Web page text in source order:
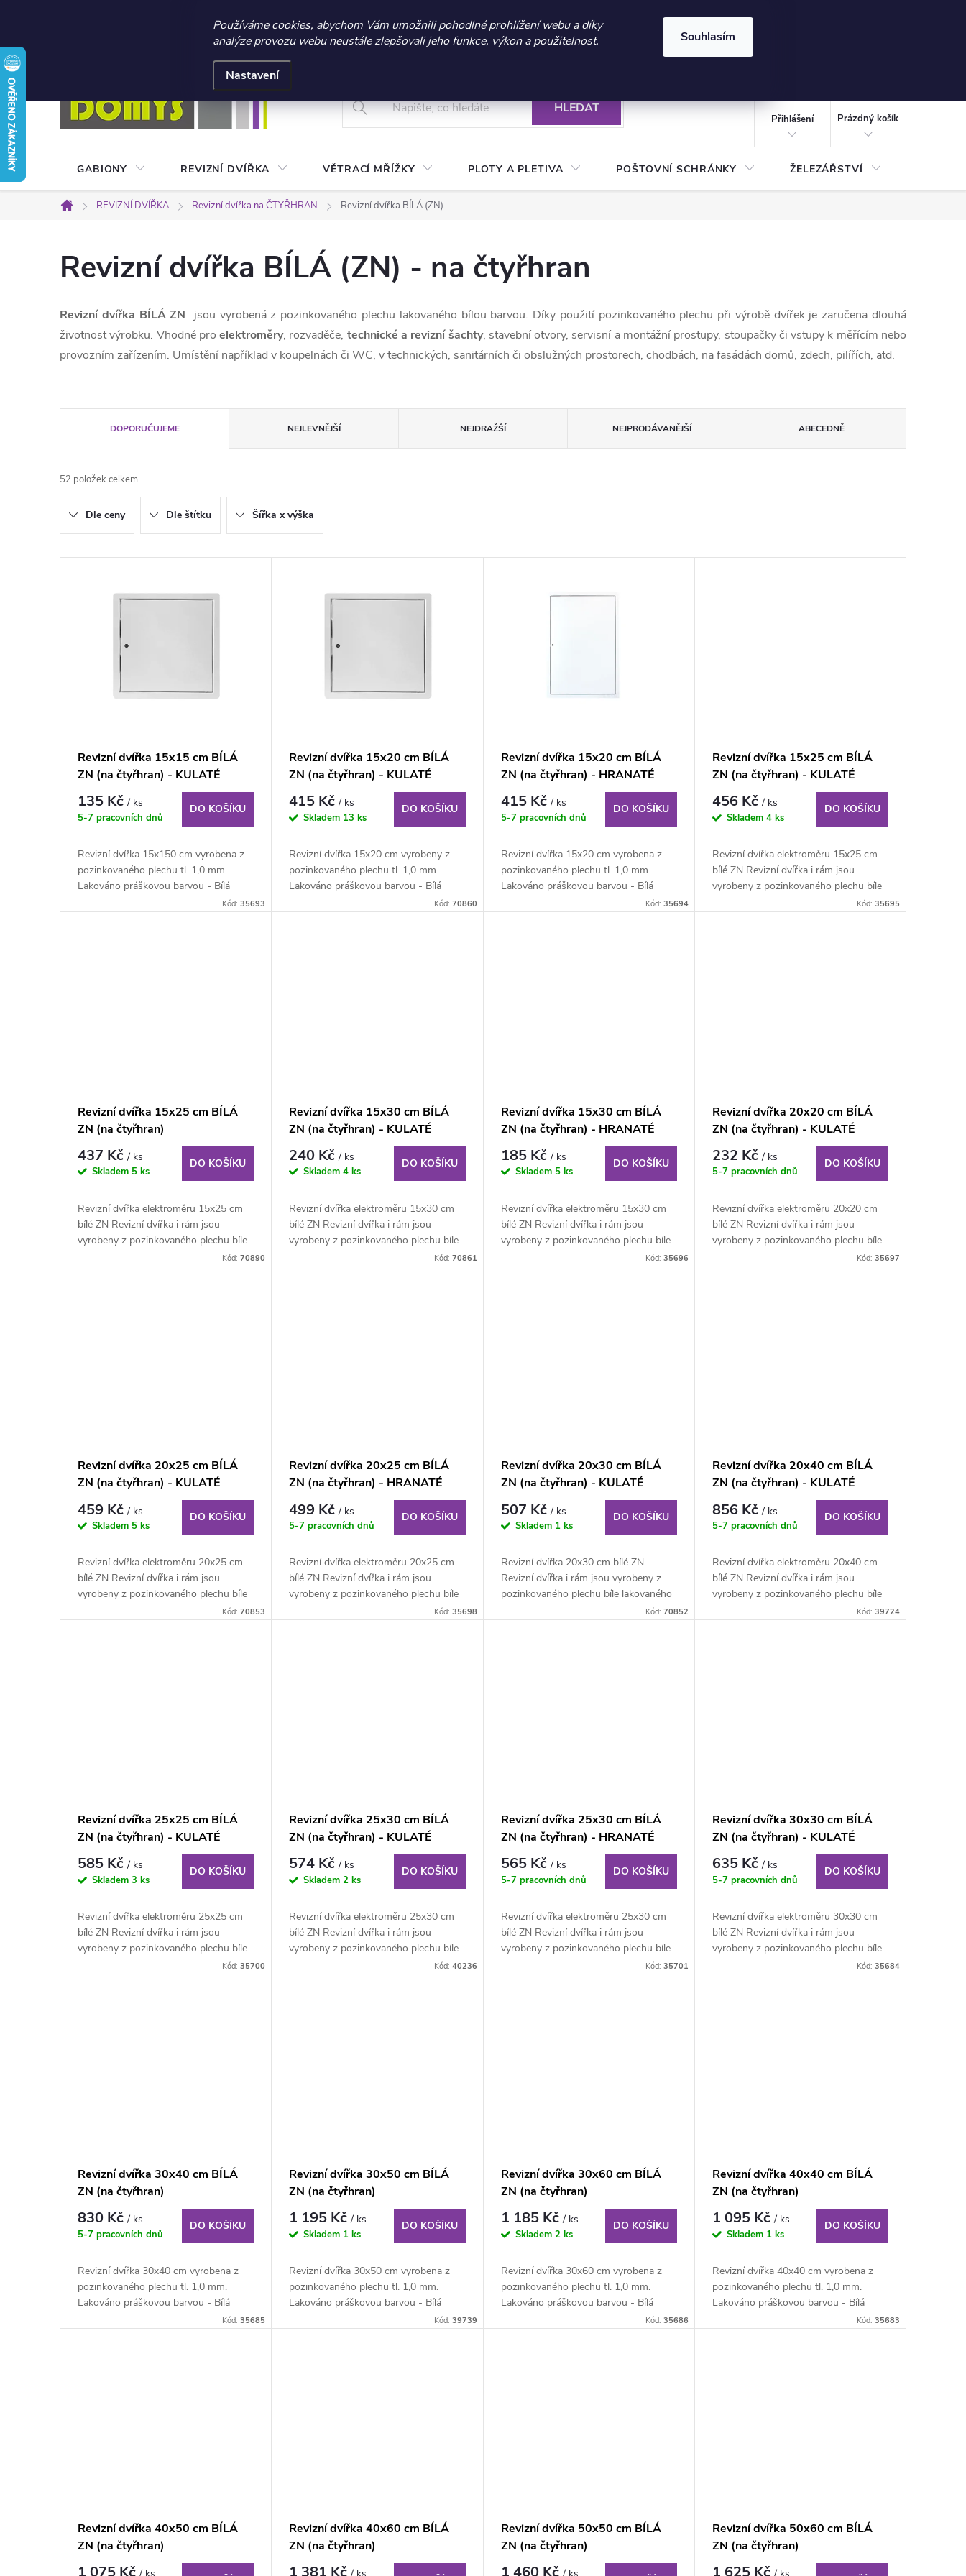
☀️ LETNÍ AKCE 2026 – sleva 300 Kč při nákupu nad 3.000 Kč | Platnost do 21.9.2026 ⏰ | Kód: LÉTO2026
Používáme cookies, abychom Vám umožnili pohodlné prohlížení webu a díky
analýze provozu webu neustále zlepšovali jeho funkce, výkon a použitelnost.
Nastavení
Souhlasím
Přejít
na
obsah
+420 604 269 200
Obchodní podmínky Vrácení a reklamace zboží Podmínky ochrany osobních údajů
HLEDAT
Přihlášení
KOŠÍK
Prázdný košík
GABIONY REVIZNÍ DVÍŘKA VĚTRACÍ MŘÍŽKY PLOTY A PLETIVA POŠTOVNÍ SCHRÁNKY ŽELEZÁŘSTVÍ
Domů
REVIZNÍ DVÍŘKA Revizní dvířka na ČTYŘHRAN Revizní dvířka BÍLÁ (ZN)
Revizní dvířka BÍLÁ (ZN) - na čtyřhran
Revizní dvířka BÍLÁ ZN jsou vyrobená z pozinkovaného plechu lakovaného bílou barvou. Díky použití pozinkovaného plechu při výrobě dvířek je zaručena dlouhá
životnost výrobku. Vhodné proelektroměry, rozvaděče, technické a revizní šachty, stavební otvory, servisní a montážní prostupy, stoupačky či vstupy k měřícím nebo
provozním zařízením. Umístění například v koupelnách či WC, v technických, sanitárních či obslužných prostorech, chodbách, na fasádách domů, zdech, pilířích, atd.
a
z
e
n
DOPORUČUJEME NEJLEVNĚJŠÍ NEJDRAŽŠÍ NEJPRODÁVANĚJŠÍ ABECEDNĚ
52 položek celkem
Dle ceny Dle štítku Šířka x výška
Revizní dvířka 15x15 cm BÍLÁ
ZN (na čtyřhran) - KULATÉ
ROHY
135 Kč/ ks
5-7 pracovních dnů
DO KOŠÍKU
Revizní dvířka 15x150 cm vyrobena z
pozinkovaného plechu tl. 1,0 mm.
Lakováno práškovou barvou - Bílá
Kód:35693
Revizní dvířka 15x20 cm BÍLÁ
ZN (na čtyřhran) - KULATÉ
ROHY
415 Kč/ ks
Skladem 13 ks
DO KOŠÍKU
Revizní dvířka 15x20 cm vyrobeny z
pozinkovaného plechu tl. 1,0 mm.
Lakováno práškovou barvou - Bílá
Kód: 70860
Revizní dvířka 15x20 cm BÍLÁ
ZN (na čtyřhran) - HRANATÉ
ROHY
415 Kč/ ks
5-7 pracovních dnů
DO KOŠÍKU
Revizní dvířka 15x20 cm vyrobena z
pozinkovaného plechu tl. 1,0 mm.
Lakováno práškovou barvou - Bílá
Kód: 35694
Revizní dvířka 15x25 cm BÍLÁ
ZN (na čtyřhran) - KULATÉ
ROHY
456 Kč/ ks
Skladem 4 ks
DO KOŠÍKU
Revizní dvířka elektroměru 15x25 cm
bílé ZN Revizní dvířka i rám jsou
vyrobeny z pozinkovaného plechu bíle
Kód: 35695
Revizní dvířka 15x25 cm BÍLÁ
ZN (na čtyřhran)
437 Kč/ ks
Skladem 5 ks
DO KOŠÍKU
Revizní dvířka elektroměru 15x25 cm
bílé ZN Revizní dvířka i rám jsou
vyrobeny z pozinkovaného plechu bíle
Kód:70890
Revizní dvířka 15x30 cm BÍLÁ
ZN (na čtyřhran) - KULATÉ
ROHY
240 Kč/ ks
Skladem4 ks
DO KOŠÍKU
Revizní dvířka elektroměru 15x30 cm
bílé ZN Revizní dvířka i rám jsou
vyrobeny z pozinkovaného plechu bíle
Kód: 70861
Revizní dvířka 15x30 cm BÍLÁ
ZN (na čtyřhran) - HRANATÉ
ROHY
185 Kč/ ks
Skladem 5 ks
DO KOŠÍKU
Revizní dvířka elektroměru 15x30 cm
bílé ZN Revizní dvířka i rám jsou
vyrobeny z pozinkovaného plechu bíle
Kód: 35696
Revizní dvířka 20x20 cm BÍLÁ
ZN (na čtyřhran) - KULATÉ
ROHY
232 Kč/ ks
5-7 pracovních dnů
DO KOŠÍKU
Revizní dvířka elektroměru 20x20 cm
bílé ZN Revizní dvířka i rám jsou
vyrobeny z pozinkovaného plechu bíle
Kód: 35697
Revizní dvířka 20x25 cm BÍLÁ
ZN (na čtyřhran) - KULATÉ
459 Kč/ ks
Skladem 5 ks
DO KOŠÍKU
Revizní dvířka elektroměru 20x25 cm
bílé ZN Revizní dvířka i rám jsou
vyrobeny z pozinkovaného plechu bíle
Kód:70853
Revizní dvířka 20x25 cm BÍLÁ
ZN (na čtyřhran) - HRANATÉ
499 Kč/ ks
5-7 pracovních dnů
DO KOŠÍKU
Revizní dvířka elektroměru 20x25 cm
bílé ZN Revizní dvířka i rám jsou
vyrobeny z pozinkovaného plechu bíle
Kód: 35698
Revizní dvířka 20x30 cm BÍLÁ
ZN (na čtyřhran) - KULATÉ
507 Kč/ ks
Skladem 1 ks
DO KOŠÍKU
Revizní dvířka 20x30 cm bílé ZN.
Revizní dvířka i rám jsou vyrobeny z
pozinkovaného plechu bíle lakovaného
Kód: 70852
Revizní dvířka 20x40 cm BÍLÁ
ZN (na čtyřhran) - KULATÉ
856 Kč/ ks
5-7 pracovních dnů
DO KOŠÍKU
Revizní dvířka elektroměru 20x40 cm
bílé ZN Revizní dvířka i rám jsou
vyrobeny z pozinkovaného plechu bíle
Kód: 39724
Revizní dvířka 25x25 cm BÍLÁ
ZN (na čtyřhran) - KULATÉ
ROHY
585 Kč/ ks
Skladem 3 ks
DO KOŠÍKU
Revizní dvířka elektroměru 25x25 cm
bílé ZN Revizní dvířka i rám jsou
vyrobeny z pozinkovaného plechu bíle
Kód:35700
Revizní dvířka 25x30 cm BÍLÁ
ZN (na čtyřhran) - KULATÉ
ROHY
574 Kč/ ks
Skladem2 ks
DO KOŠÍKU
Revizní dvířka elektroměru 25x30 cm
bílé ZN Revizní dvířka i rám jsou
vyrobeny z pozinkovaného plechu bíle
Kód: 40236
Revizní dvířka 25x30 cm BÍLÁ
ZN (na čtyřhran) - HRANATÉ
ROHY
565 Kč/ ks
5-7 pracovních dnů
DO KOŠÍKU
Revizní dvířka elektroměru 25x30 cm
bílé ZN Revizní dvířka i rám jsou
vyrobeny z pozinkovaného plechu bíle
Kód: 35701
Revizní dvířka 30x30 cm BÍLÁ
ZN (na čtyřhran) - KULATÉ
ROHY
635 Kč/ ks
5-7 pracovních dnů
DO KOŠÍKU
Revizní dvířka elektroměru 30x30 cm
bílé ZN Revizní dvířka i rám jsou
vyrobeny z pozinkovaného plechu bíle
Kód: 35684
Revizní dvířka 30x40 cm BÍLÁ
ZN (na čtyřhran)
830 Kč/ ks
5-7 pracovních dnů
DO KOŠÍKU
Revizní dvířka 30x40 cm vyrobena z
pozinkovaného plechu tl. 1,0 mm.
Lakováno práškovou barvou - Bílá
Kód:35685
Revizní dvířka 30x50 cm BÍLÁ
ZN (na čtyřhran)
1 195 Kč/ ks
Skladem 1 ks
DO KOŠÍKU
Revizní dvířka 30x50 cm vyrobena z
pozinkovaného plechu tl. 1,0 mm.
Lakováno práškovou barvou - Bílá
Kód: 39739
Revizní dvířka 30x60 cm BÍLÁ
ZN (na čtyřhran)
1 185 Kč/ ks
Skladem 2 ks
DO KOŠÍKU
Revizní dvířka 30x60 cm vyrobena z
pozinkovaného plechu tl. 1,0 mm.
Lakováno práškovou barvou - Bílá
Kód: 35686
Revizní dvířka 40x40 cm BÍLÁ
ZN (na čtyřhran)
1 095 Kč/ ks
Skladem 1 ks
DO KOŠÍKU
Revizní dvířka 40x40 cm vyrobena z
pozinkovaného plechu tl. 1,0 mm.
Lakováno práškovou barvou - Bílá
Kód: 35683
Revizní dvířka 40x50 cm BÍLÁ
ZN (na čtyřhran)
1 075 Kč
Revizní dvířka 40x60 cm BÍLÁ
ZN (na čtyřhran)
1 381 Kč
Revizní dvířka 50x50 cm BÍLÁ
ZN (na čtyřhran)
1 460 Kč
Revizní dvířka 50x60 cm BÍLÁ
ZN (na čtyřhran)
1 625 Kč